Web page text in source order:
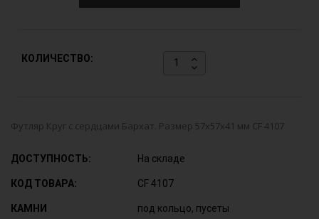
КОЛИЧЕСТВО:
Футляр Круг с сердцами Бархат. Размер 57х57х41 мм CF 4107
ДОСТУПНОСТЬ: На складе
КОД ТОВАРА: CF 4107
КАМНИ под кольцо, пусеты